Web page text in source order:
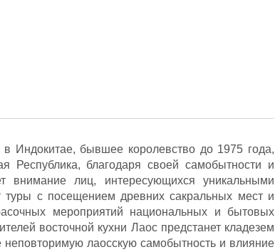
Индокитае, бывшее королевство до 1975 года,
Республика, благодаря своей самобытности и
внимание лиц, интересующихся уникальными
туры с посещением древних сакральных мест и
мероприятий национальных и бытовых
восточной кухни Лаос предстанет кладезем
лаосскую самобытность и влияние